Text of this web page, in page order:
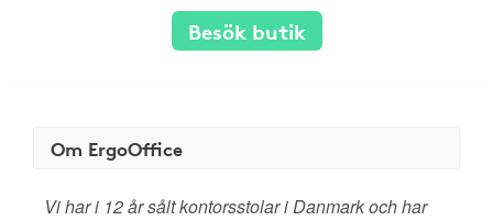
Besök butik
Om ErgoOffice
Vi har i 12 år sålt kontorsstolar i Danmark och har